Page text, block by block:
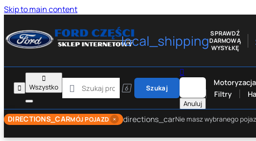
Skip to main content
local_shippingSPRAWDŹ
DARMOWĄ
WYSYŁKĘ


Wszystko
  Szukaj

Anuluj
Motoryzacja
Filtry
DIRECTIONS_CARMÓJ POJAZD × directions_carNie masz wybranego